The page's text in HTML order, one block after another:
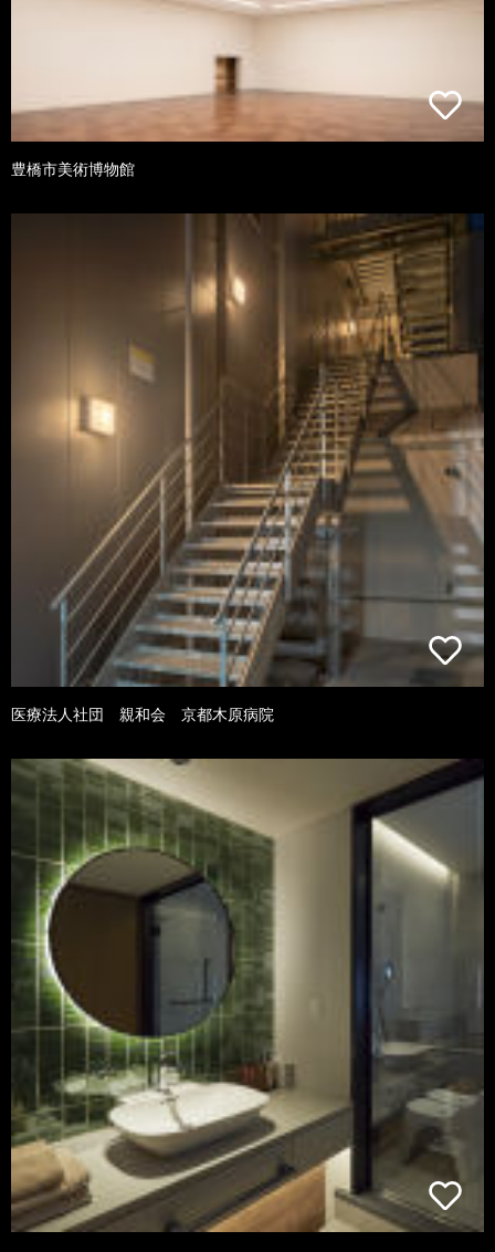
豊橋市美術博物館
医療法人社団 親和会 京都木原病院